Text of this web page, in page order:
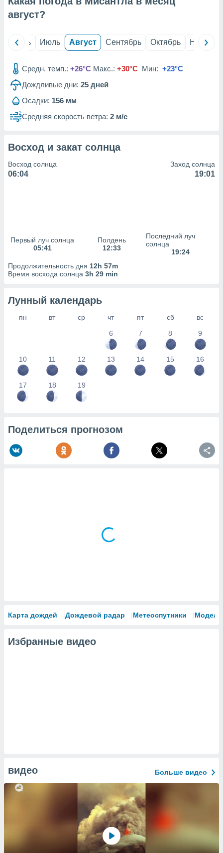
из
данных
наших 1199
август?
Июнь Июль Август Сентябрь Октябрь Ноябрь
Средн. темп.: +26°C Макс.: +30°C Мин: +23°C
Дождливые дни: 25 дней
Осадки: 156 мм
Средняя скорость ветра: 2 м/с
Восход и закат солнца
Восход солнца
06:04
Заход солнца
19:01
Первый луч солнца
05:41
Полдень
12:33
Последний луч
солнца
19:24
Продолжительность дня 12h 57m
Время восхода солнца 3h 29 min
Лунный календарь
пн вт ср чт пт сб
вс
6
7 8 9
10 11 12 13 14 15 16
17 18 19
Поделиться прогнозом
Карта дождей Дождевой радар Метеоспутники Модели
Избранные видео
видео Больше видео